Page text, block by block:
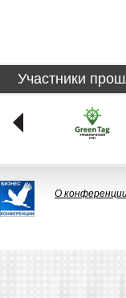
Участники
О